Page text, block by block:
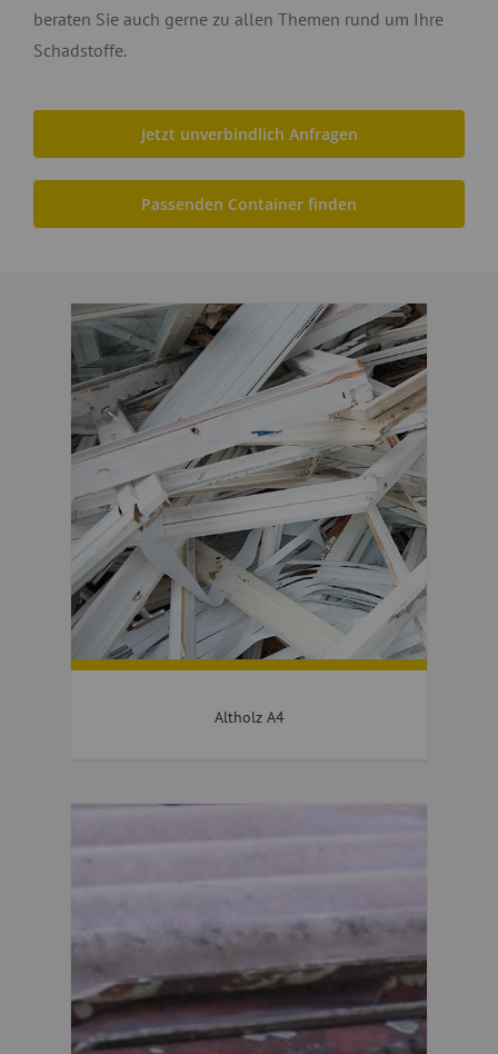
beraten Sie auch gerne zu allen Themen rund um Ihre
Schadstoffe.
Jetzt unverbindlich Anfragen
Passenden Container finden
Altholz A4